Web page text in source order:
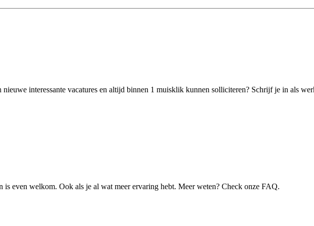
interessante vacatures en altijd binnen 1 muisklik kunnen solliciteren? Schrijf je in als
is even welkom. Ook als je al wat meer ervaring hebt. Meer weten? Check onze FAQ.